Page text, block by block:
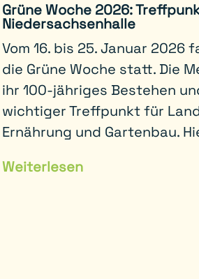
Grüne Woche 2026:
Niedersachsenhalle
Vom 16. bis 25. Januar 2026
die Grüne Woche statt. Die
ihr 100-jähriges Bestehen
wichtiger Treffpunkt für
Ernährung und Gartenbau.
Weiterlesen